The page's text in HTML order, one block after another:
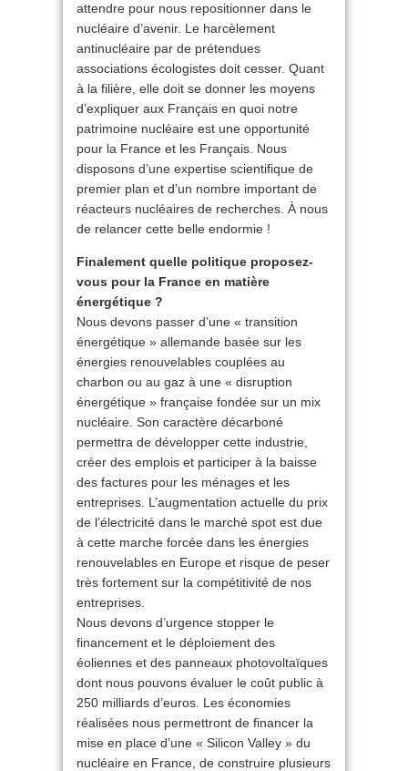
attendre pour nous repositionner dans le
nucléaire d’avenir. Le harcèlement
antinucléaire par de prétendues
associations écologistes doit cesser. Quant
à la filière, elle doit se donner les moyens
d’expliquer aux Français en quoi notre
patrimoine nucléaire est une opportunité
pour la France et les Français. Nous
disposons d’une expertise scientifique de
premier plan et d’un nombre important de
réacteurs nucléaires de recherches. À nous
de relancer cette belle endormie !
Finalement quelle politique proposez-
vous pour la France en matière
énergétique ?
Nous devons passer d’une « transition
énergétique » allemande basée sur les
énergies renouvelables couplées au
charbon ou au gaz à une « disruption
énergétique » française fondée sur un mix
nucléaire. Son caractère décarboné
permettra de développer cette industrie,
créer des emplois et participer à la baisse
des factures pour les ménages et les
entreprises. L’augmentation actuelle du prix
de l’électricité dans le marché spot est due
à cette marche forcée dans les énergies
renouvelables en Europe et risque de peser
très fortement sur la compétitivité de nos
entreprises.
Nous devons d’urgence stopper le
financement et le déploiement des
éoliennes et des panneaux photovoltaïques
dont nous pouvons évaluer le coût public à
250 milliards d’euros. Les économies
réalisées nous permettront de financer la
mise en place d’une « Silicon Valley » du
nucléaire en France, de construire plusieurs